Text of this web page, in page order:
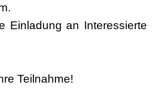
Einladung an Interessierte
Teilnahme!